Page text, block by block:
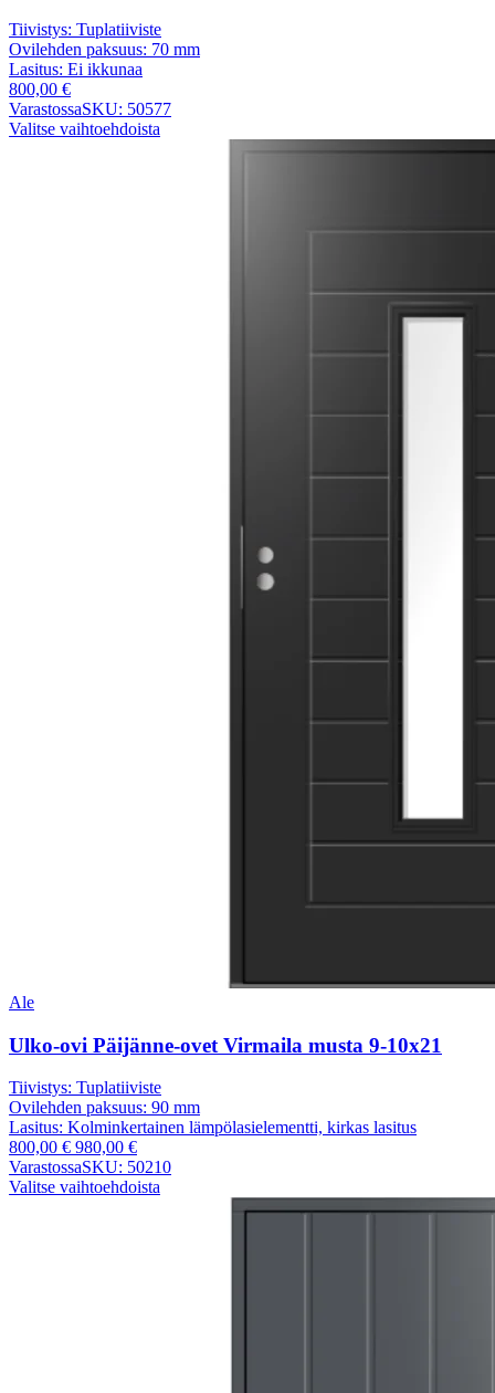
Tiivistys: Tuplatiiviste
Ovilehden paksuus: 70 mm
Lasitus: Ei ikkunaa
800,00 €
VarastossaSKU: 50577
Valitse vaihtoehdoista
Ale
Ulko-ovi Päijänne-ovet Virmaila musta 9-10x21
Tiivistys: Tuplatiiviste
Ovilehden paksuus: 90 mm
Lasitus: Kolminkertainen lämpölasielementti, kirkas lasitus
800,00 € 980,00 €
VarastossaSKU: 50210
Valitse vaihtoehdoista